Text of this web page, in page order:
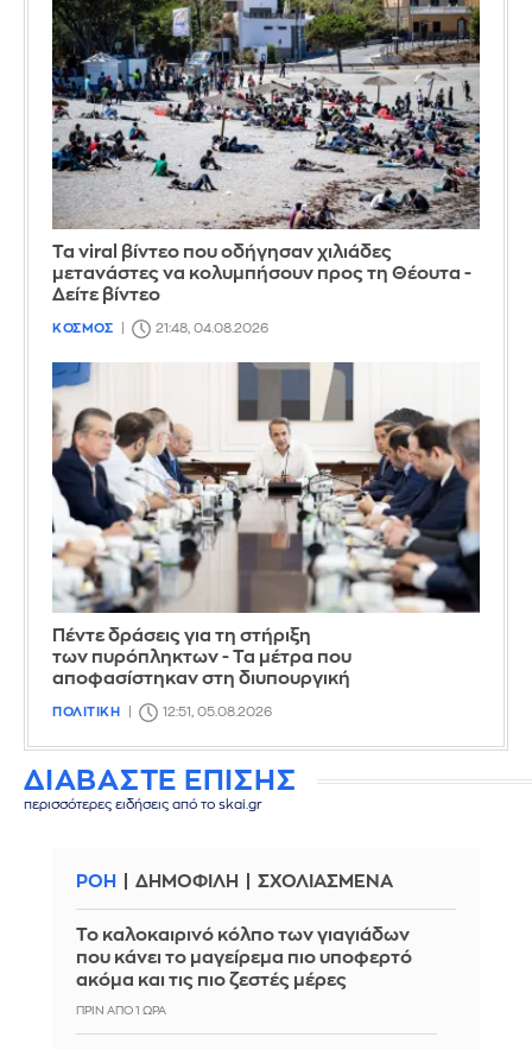
Τα viral βίντεο που οδήγησαν χιλιάδες
μετανάστες να κολυμπήσουν προς τη Θέουτα -
Δείτε βίντεο
ΚΟΣΜΟΣ 21:48, 04.08.2026
Πέντε δράσεις για τη στήριξη
των πυρόπληκτων - Τα μέτρα που
αποφασίστηκαν στη διυπουργική
ΠΟΛΙΤΙΚΗ 12:51, 05.08.2026
ΔΙΑΒΑΣΤΕ ΕΠΙΣΗΣ
περισσότερες ειδήσεις από το skai.gr
ΡΟΗ ΔΗΜΟΦΙΛΗ ΣΧΟΛΙΑΣΜΕΝΑ
Το καλοκαιρινό κόλπο των γιαγιάδων
που κάνει το μαγείρεμα πιο υποφερτό
ακόμα και τις πιο ζεστές μέρες
ΠΡΙΝ ΑΠΌ 1 ΏΡΑ